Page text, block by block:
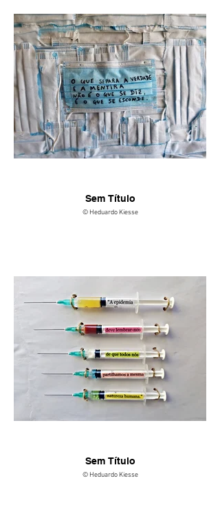
Sem Título
© Heduardo Kiesse
Sem Título
© Heduardo Kiesse